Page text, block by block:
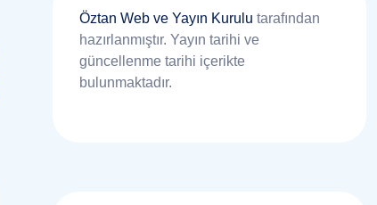
Öztan Web ve Yayın Kurulu tarafından
hazırlanmıştır. Yayın tarihi ve
güncellenme tarihi içerikte
bulunmaktadır.